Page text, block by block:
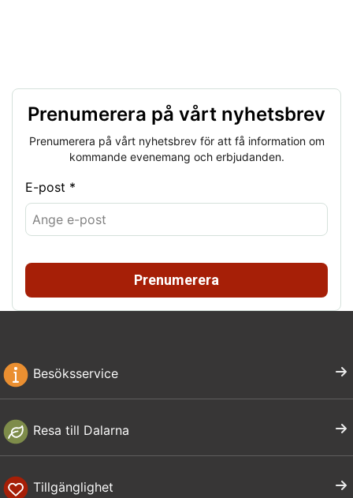
Prenumerera på vårt nyhetsbrev
Prenumerera på vårt nyhetsbrev för att få information om
kommande evenemang och erbjudanden.
E-post *
Prenumerera
Besöksservice
Resa till Dalarna
Tillgänglighet